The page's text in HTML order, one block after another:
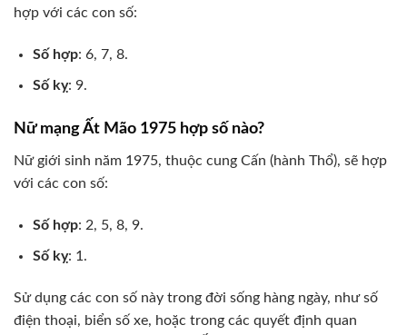
hợp với các con số:
Số hợp: 6, 7, 8.
Số kỵ: 9.
Nữ mạng Ất Mão 1975 hợp số nào?
Nữ giới sinh năm 1975, thuộc cung Cấn (hành Thổ), sẽ hợp
với các con số:
Số hợp: 2, 5, 8, 9.
Số kỵ: 1.
Sử dụng các con số này trong đời sống hàng ngày, như số
điện thoại, biển số xe, hoặc trong các quyết định quan